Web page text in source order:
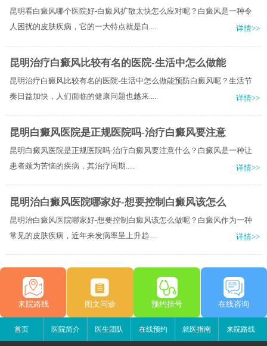
昆明看白癜风哪个医院好-白癜风扩散太快怎么应对呢？白癜风是一种令
人困扰的皮肤疾病，它的一大特点就是白.....
详情>>
昆明治疗白癜风比较有名的医院-生活中怎么做能
昆明治疗白癜风比较有名的医院-生活中怎么做能预防白癜风呢？生活节
奏日益加快，人们面临的健康问题也越来.....
详情>>
昆明白癜风医院是正规医院吗-治疗白癜风要注意
昆明白癜风医院是正规医院吗-治疗白癜风要注意什么？​白癜风是一种让
患者颇为苦恼的疾病，其治疗周期.....
详情>>
昆明治白癜风医院哪家好-想要控制白癜风该怎么
昆明治白癜风医院哪家好-想要控制白癜风该怎么做呢？白癜风作为一种
常见的皮肤疾病，近年来发病率呈上升趋.....
详情>>
来院路线 图文问诊 预约挂号 在线咨询
首页 医院简介 医生团队 在线预约 就医指南 来院路线